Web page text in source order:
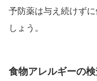
予防薬は与え続けず
しょう。
食物アレルギーの